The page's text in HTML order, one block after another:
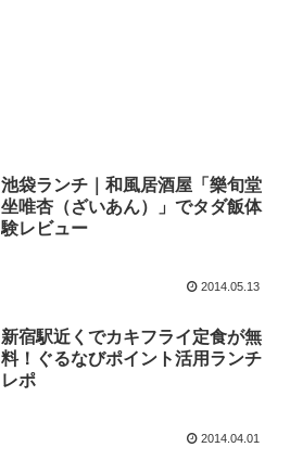
池袋ランチ｜和風居酒屋「樂旬堂
坐唯杏（ざいあん）」でタダ飯体
験レビュー
2014.05.13
新宿駅近くでカキフライ定食が無
料！ぐるなびポイント活用ランチ
レポ
2014.04.01